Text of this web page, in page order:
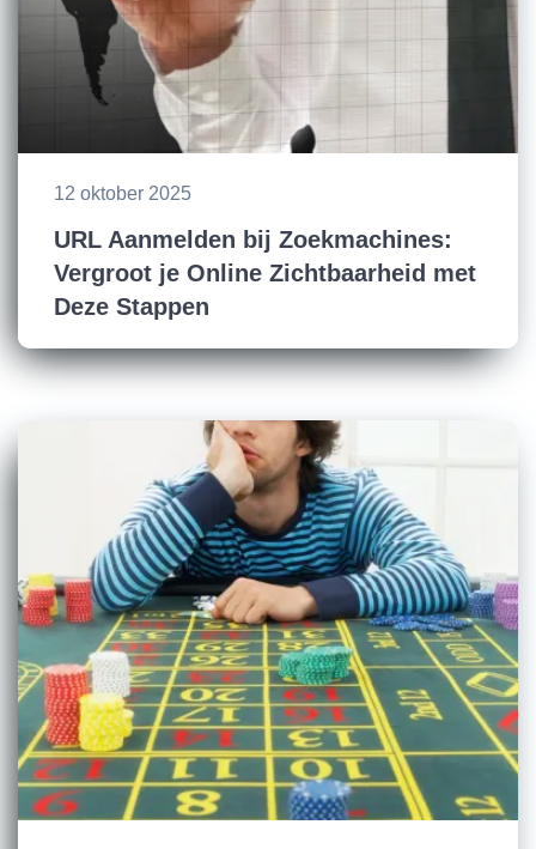
12 oktober 2025
URL Aanmelden bij Zoekmachines:
Vergroot je Online Zichtbaarheid met
Deze Stappen